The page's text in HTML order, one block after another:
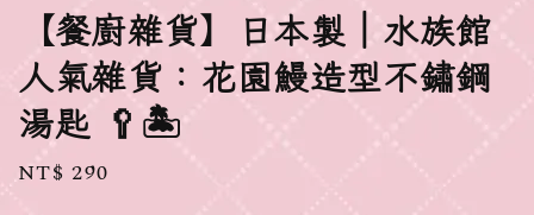
【餐廚雜貨】日本製｜水族館
人氣雜貨：花園鰻造型不鏽鋼
湯匙 🥄🏝️
Regular
NT$ 290